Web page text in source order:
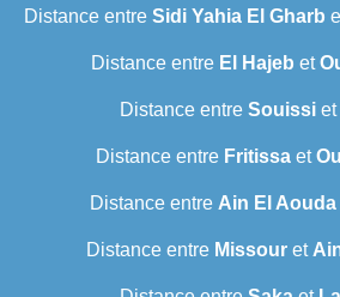
Distance entre Sidi Yahia El Gharb
Distance entre El Hajeb et
Distance entre Souissiet
Distance entre Fritissa et
Distance entre Ain El Aouda
Distance entre Missour et